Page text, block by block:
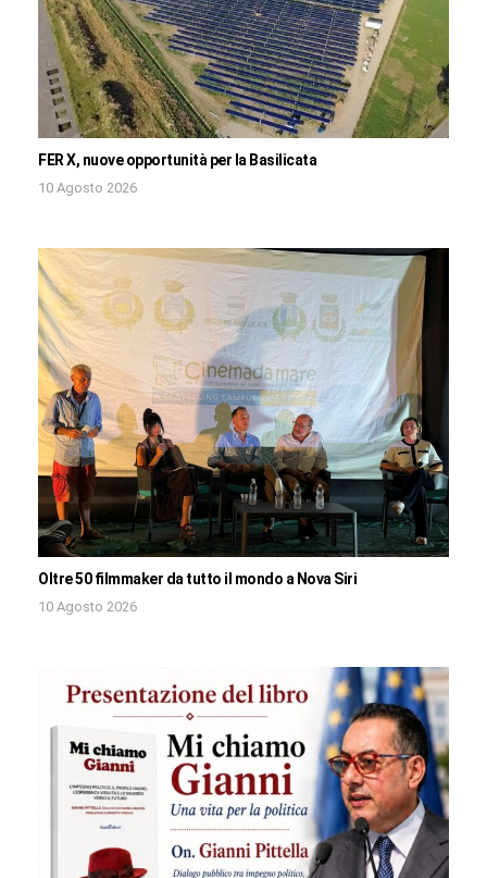
FER X, nuove opportunità per la Basilicata
10 Agosto 2026
Oltre 50 filmmaker da tutto il mondo a Nova Siri
10 Agosto 2026